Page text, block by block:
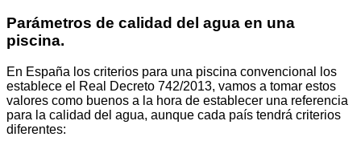
Parámetros de calidad del agua en una
piscina.
En España los criterios para una piscina convencional los
establece el Real Decreto 742/2013, vamos a tomar estos
valores como buenos a la hora de establecer una referencia
para la calidad del agua, aunque cada país tendrá criterios
diferentes: